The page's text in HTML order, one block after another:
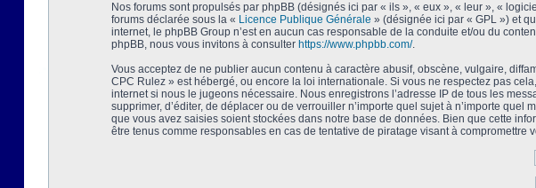
Nos forums sont propulsés par phpBB (désignés ici par « ils », « eux », « leur », «
forums déclarée sous la « Licence Publique Générale » (désignée ici par « GPL ») et
internet, le phpBB Group n’est en aucun cas responsable de la conduite et/ou du
phpBB, nous vous invitons à consulter https://www.phpbb.com/.
Vous acceptez de ne publier aucun contenu à caractère abusif, obscène, vulgaire,
CPC Rulez » est hébergé, ou encore la loi internationale. Si vous ne respectez pas
internet si nous le jugeons nécessaire. Nous enregistrons l’adresse IP de tous les
supprimer, d’éditer, de déplacer ou de verrouiller n’importe quel sujet à n’importe
que vous avez saisies soient stockées dans notre base de données. Bien que cette
être tenus comme responsables en cas de tentative de piratage visant à compromettre